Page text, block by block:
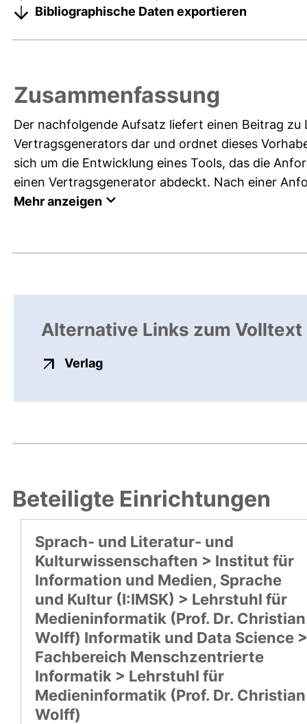
Bibliographische Daten exportieren
Zusammenfassung
Der nachfolgende Aufsatz liefert einen Beitrag zu
Vertragsgenerators dar und ordnet dieses
sich um die Entwicklung eines Tools, das die
einen Vertragsgenerator abdeckt. Nach einer
Mehr anzeigen
Alternative Links zum Volltext
Verlagexterner Link, öffnet neues
Beteiligte Einrichtungen
Sprach- und Literatur- und
Kulturwissenschaften > Institut für
Information und Medien, Sprache
und Kultur (I:IMSK) > Lehrstuhl für
Medieninformatik (Prof. Dr. Christian
Wolff) Informatik und Data Science >
Fachbereich Menschzentrierte
Informatik > Lehrstuhl für
Medieninformatik (Prof. Dr. Christian
Wolff)